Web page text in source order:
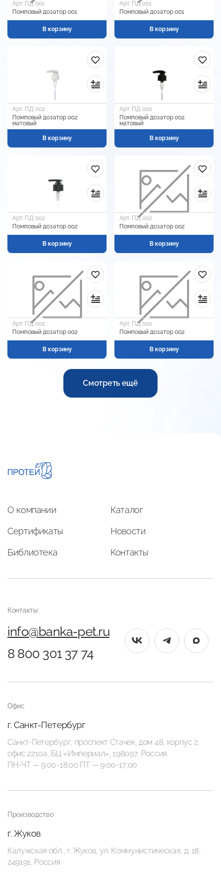
Арт. ПД 001
Помповый дозатор 001
В корзину
Арт. ПД 001
Помповый дозатор 001
В корзину
Арт. ПД 002
Помповый дозатор 002
матовый
В корзину
Арт. ПД 002
Помповый дозатор 002
матовый
В корзину
Арт. ПД 002
Помповый дозатор 002
В корзину
Арт. ПД 002
Помповый дозатор 002
В корзину
Арт. ПД 002
Помповый дозатор 002
В корзину
Арт. ПД 002
Помповый дозатор 002
В корзину
Смотреть ещё
О компании Каталог
Сертификаты Новости
Библиотека Контакты
Контакты
info@banka-pet.ru
8 800 301 37 74
Офис
г. Санкт-Петербург
Санкт-Петербург, проспект Стачек, дом 48, корпус 2,
офис 2210а, БЦ «Империал», 198097, Россия.
ПН-ЧТ — 9:00-18:00 ПТ — 9:00-17:00
Производство
г. Жуков
Калужская обл., г. Жуков, ул. Коммунистическая, д. 18,
249191, Россия